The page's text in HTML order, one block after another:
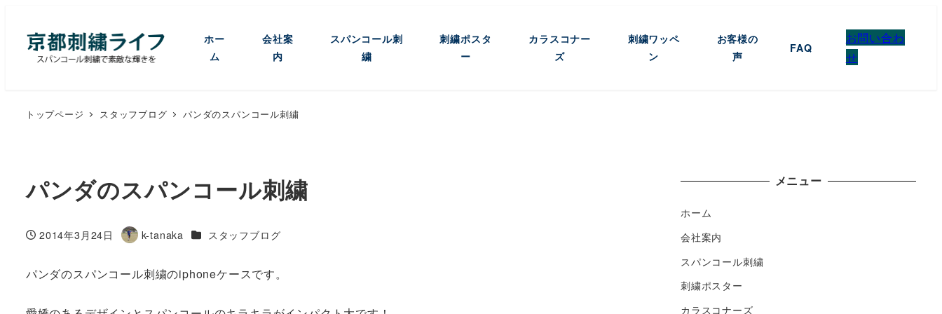
ホー
ム
会社案
内
スパンコール刺
繍
刺繍ポスタ
ー
カラスコナー
ズ
刺繍ワッペ
ン
お客様の
声
FAQ
お問い合わ
せ
トップページ スタッフブログ パンダのスパンコール刺繍
パンダのスパンコール刺繍
投稿日
2014年3月24日
著
k-tanaka カテゴリー
スタッフブログ
パンダのスパンコール刺繍のiphoneケースです。
メニュー
ホーム
会社案内
スパンコール刺繍
刺繍ポスター
カラスコナーズ